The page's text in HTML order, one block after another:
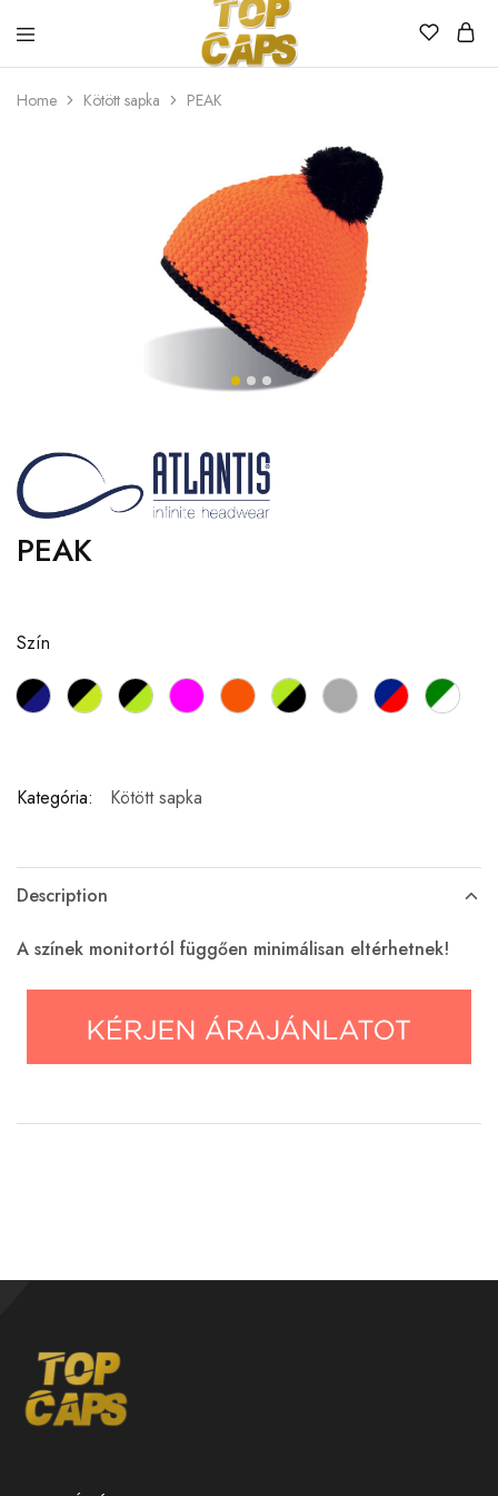
Top
Caps
Egyedi
emblémázott
Home Kötött sapka PEAK
PEAK
Szín
Kategória: Kötött sapka
Description
A színek monitortól függően minimálisan eltérhetnek!